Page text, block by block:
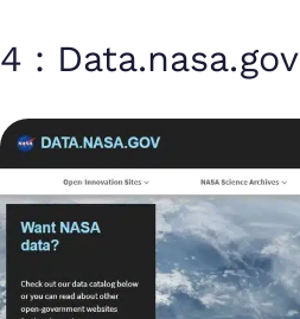
4 : Data.nasa.gov